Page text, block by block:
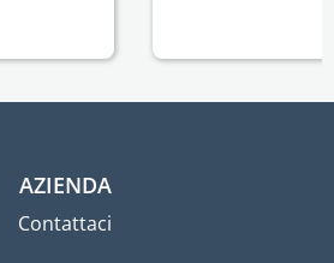
AZIENDA
Contattaci